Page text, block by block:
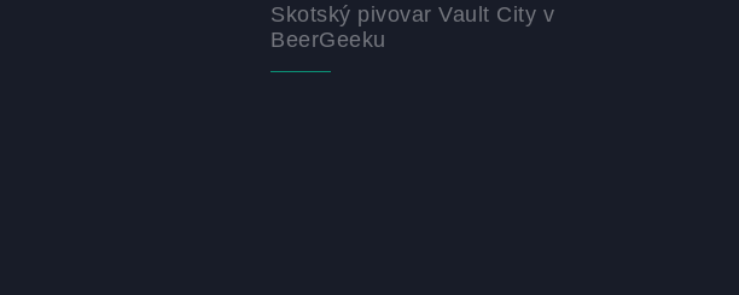
Skotský pivovar Vault City v
BeerGeeku